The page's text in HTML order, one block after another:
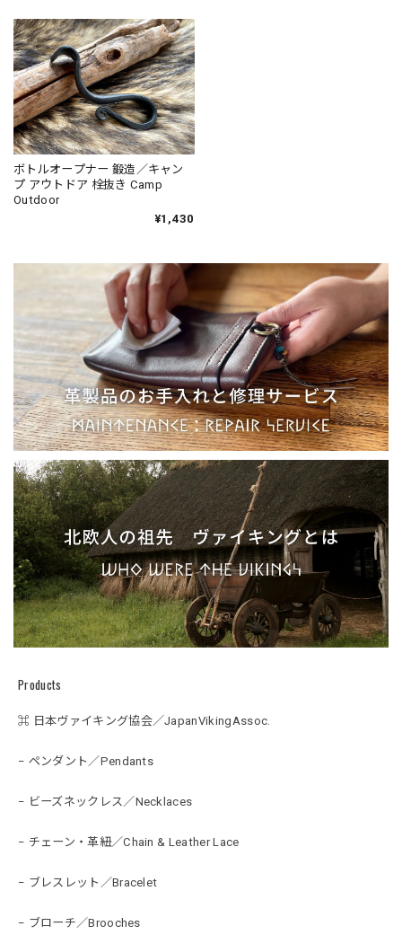
Products
⌘ 日本ヴァイキング協会／JapanVikingAssoc.
− ペンダント／Pendants
− ビーズネックレス／Necklaces
− チェーン・革紐／Chain & Leather Lace
− ブレスレット／Bracelet
− ブローチ／Brooches
ボトルオープナー 鍛造／キャン
プ アウトドア 栓抜き Camp
Outdoor
¥1,430